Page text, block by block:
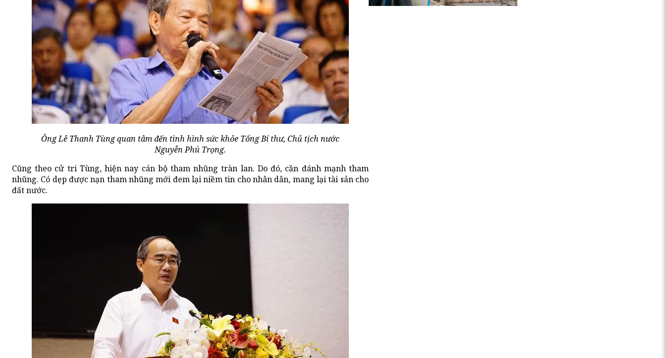
Ông Lê Thanh Tùng quan tâm đến tình hình sức khỏe Tổng Bí thư, Chủ tịch nước
Nguyễn Phú Trọng.
Cũng theo cử tri Tùng, hiện nay cán bộ tham nhũng tràn lan. Do đó, cần đánh mạnh tham
nhũng. Có dẹp được nạn tham nhũng mới đem lại niềm tin cho nhân dân, mang lại tài sản cho
đất nước.